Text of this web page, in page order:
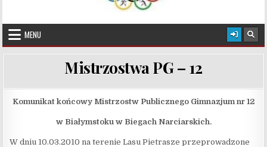
UKS Hubal Białystok
MENU
Mistrzostwa PG – 12
Komunikat końcowy Mistrzostw Publicznego Gimnazjum nr 12
w Białymstoku w Biegach Narciarskich.
W dniu 10.03.2010 na terenie Lasu Pietrasze przeprowadzone